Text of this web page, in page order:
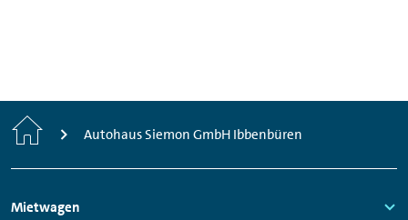
Start Autohaus Siemon GmbH Ibbenbüren
Footer
Mietwagen